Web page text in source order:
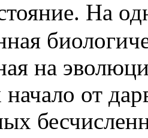
На
на
от